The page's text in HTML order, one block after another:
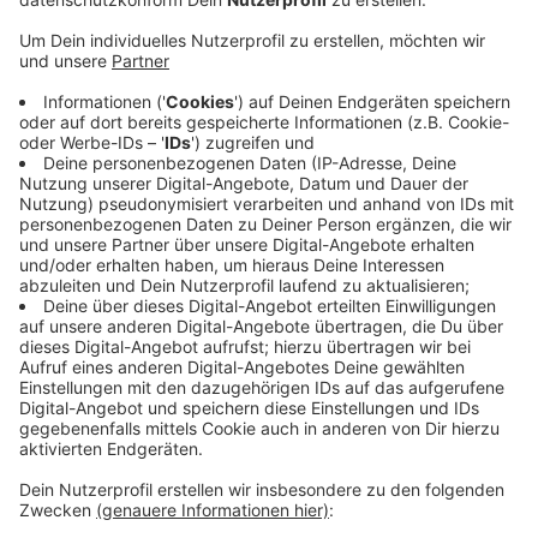
Darüber will die Verbraucherzentrale Neuss aufklären
und hat ab Montag (17.02) einen Online-Selbstlernkurs
im Angebot. Darin wird laut Verbraucherzentrale
gezeigt: Wie bekomme ich Zugang zu meiner
elektronischen Akte? Welche Dokumente sollte man
einstellen - welche verbergen? Die elektronische
Patientenakte wird aktuell in drei Modellregionen
getestet - unter anderem auch bei uns in NRW.
Hiergibt es mehr Infos.
Anzeige